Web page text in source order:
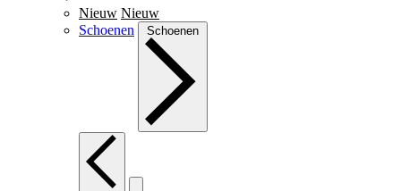
Nieuw Nieuw
Schoenen
Schoenen